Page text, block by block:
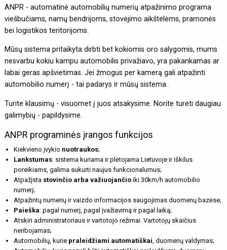
ANPR - automatinė automobilių numerių atpažinimo programa
viešbučiams, namų bendrijoms, stovėjimo aikštelėms, pramonės
bei logistikos teritorijoms.
Mūsų sistema pritaikyta dirbti bet kokiomis oro salygomis, mums
nesvarbu kokiu kampu automobilis privažiavo, yra pakankamas ar
labai geras apšvietimas. Jei žmogus per kamerą gali atpažinti
automobilio numerį - tai padarys ir mūsų sistema.
Turite klausimų - visuomet į juos atsakysime. Norite turėti daugiau
galimybių - papildysime.
ANPR programinės įrangos funkcijos
Kiekvieno įvykio nuotraukos;
Lankstumas: sistema kuriama ir plėtojama Lietuvoje ir iškilus
poreikiams, galima sukurti naujus funkcionalumus;
Atpažįsta stovinčio arba važiuojančio iki 30km/h automobilio
numerį;
Atpažintų numerių ir vaizdo informacijos saugojimas duomenų bazėse;
Paieška: pagal numerį, pagal įvažiavimą ir pagal laiką;
Atskiri administratoriaus ir vartotojo režimai. Vartotojų skaičius
neribojamas;
Automobilių, kurie praleidžiami automatiškai, duomenų valdymas;